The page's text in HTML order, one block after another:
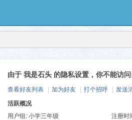
由于 我是石头 的隐私设置，你不能访
查看好友列表 加为好友 打个招呼
发送
活跃概况
用户组: 小学三年级
注册时